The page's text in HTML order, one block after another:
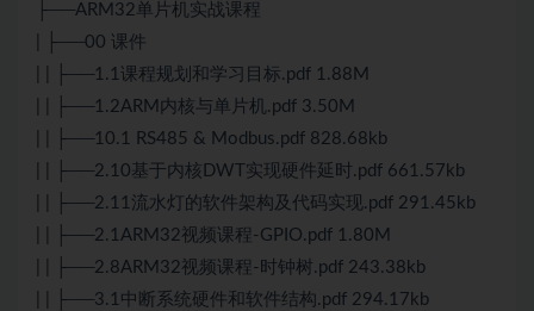
├──ARM32单片机实战课程
| ├──00 课件
| | ├──1.1课程规划和学习目标.pdf 1.88M
| | ├──1.2ARM内核与单片机.pdf 3.50M
| | ├──10.1 RS485 & Modbus.pdf 828.68kb
| | ├──2.10基于内核DWT实现硬件延时.pdf 661.57kb
| | ├──2.11流水灯的软件架构及代码实现.pdf 291.45kb
| | ├──2.1ARM32视频课程-GPIO.pdf 1.80M
| | ├──2.8ARM32视频课程-时钟树.pdf 243.38kb
| | ├──3.1中断系统硬件和软件结构.pdf 294.17kb